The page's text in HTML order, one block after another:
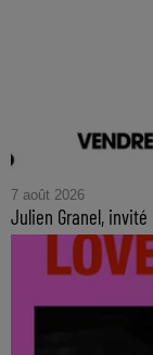
7 août 2026
Julien Granel,